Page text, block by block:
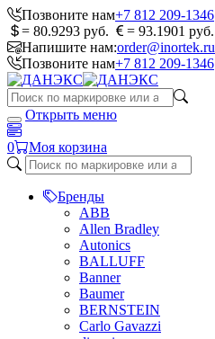
Позвоните нам+7 812 209-1346
= 80.9293 руб.
= 93.1901 руб.
Напишите нам:order@inortek.ru
Позвоните нам+7 812 209-1346
Открыть меню
0 Моя корзина
Бренды
ABB
Allen Bradley
Autonics
BALLUFF
Banner
Baumer
BERNSTEIN
Carlo Gavazzi